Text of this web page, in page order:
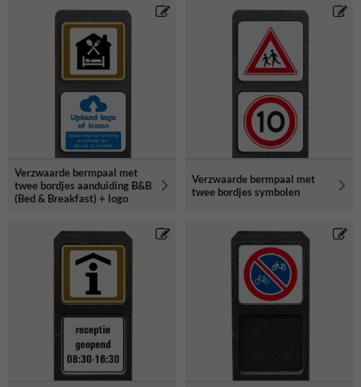
Verzwaarde bermpaal met
twee bordjes aanduiding B&B
(Bed & Breakfast) + logo
Verzwaarde bermpaal met
twee bordjes symbolen